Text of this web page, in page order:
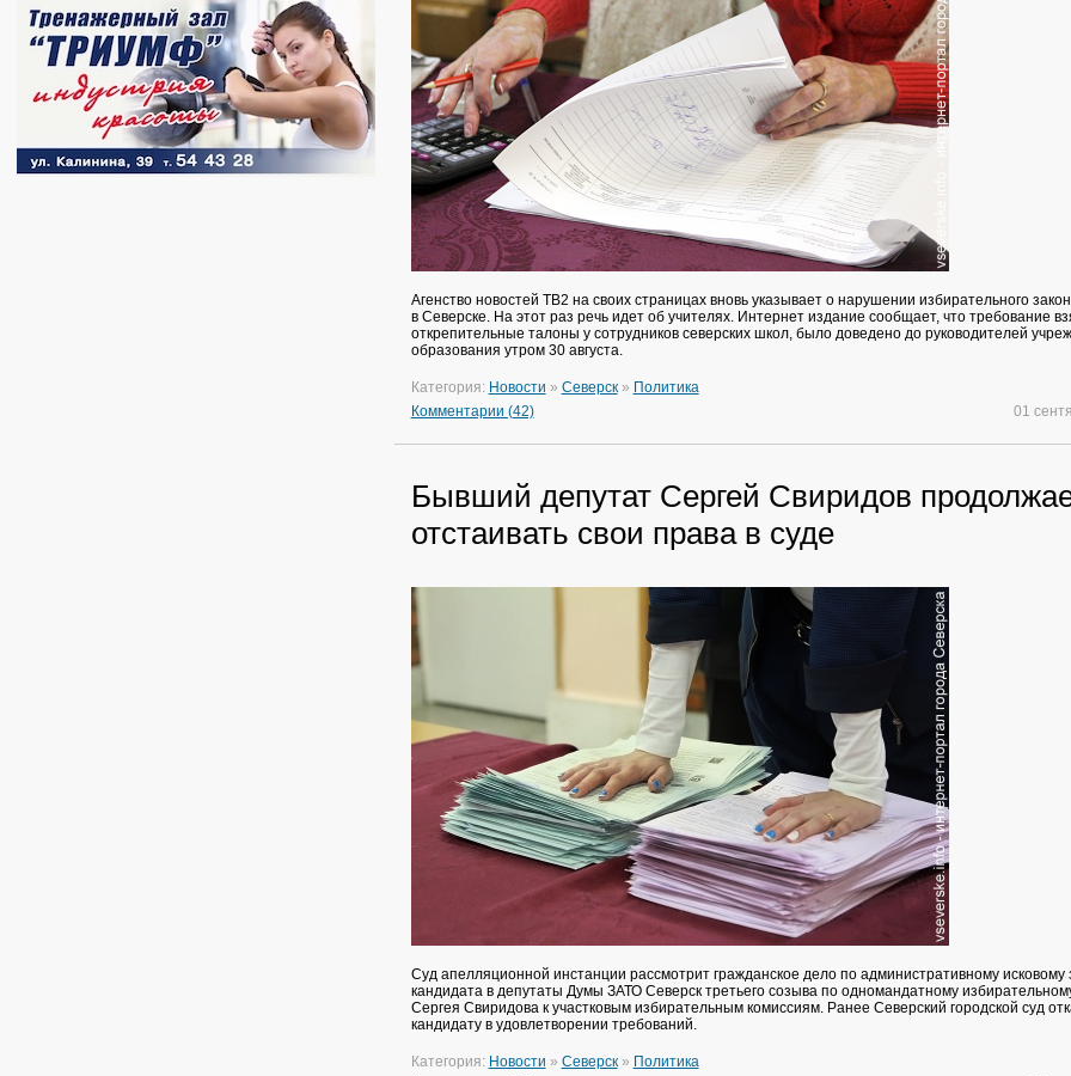
Агенство новостей ТВ2 на своих страницах вновь указывает о нарушении избирательного
в Северске. На этот раз речь идет об учителях. Интернет издание сообщает, что требование
открепительные талоны у сотрудников северских школ, было доведено до руководителей
образования утром 30 августа.
Категория: Новости » Северск» Политика
Комментарии (42)
01
Бывший депутат Сергей Свиридов
отстаивать свои права в суде
Суд апелляционной инстанции рассмотрит гражданское дело по административному исковому
кандидата в депутаты Думы ЗАТО Северск третьего созыва по одномандатному
Сергея Свиридова к участковым избирательным комиссиям. Ранее Северский городской суд
кандидату в удовлетворении требований.
Категория: Новости » Северск» Политика